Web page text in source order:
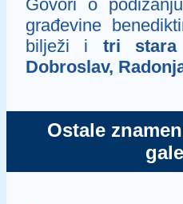
Govori o
građevine
bilježi i tri stara
Dobroslav,
Ostale